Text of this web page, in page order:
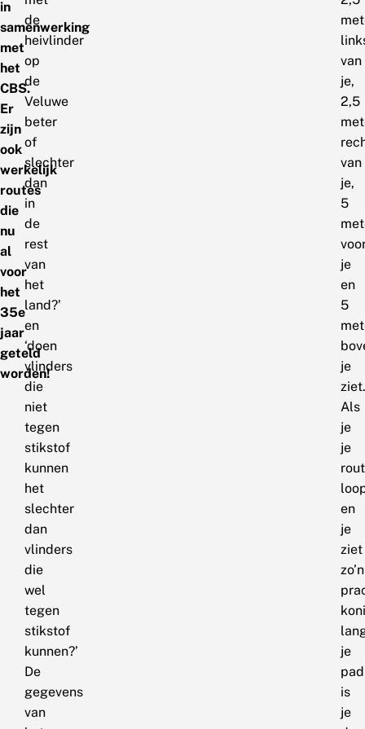
in
samenwerking
met
het
CBS.
Er
zijn
ook
werkelijk
routes
die
nu
al
voor
het
35e
jaar
geteld
worden!
de
heivlinder
op
de
Veluwe
beter
of
slechter
dan
in
de
rest
van
het
land?’
en
‘doen
vlinders
die
niet
tegen
stikstof
kunnen
het
slechter
dan
vlinders
die
wel
tegen
stikstof
kunnen?’
De
gegevens
van
van
je,
2,5
van
je,
5
je
en
5
je
ziet.
Als
je
je
en
je
ziet
zo’n
je
pad
is
je